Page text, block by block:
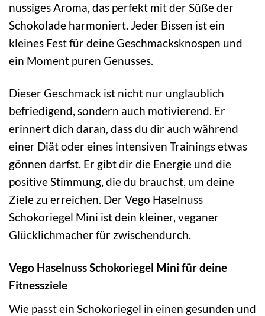
nussiges Aroma, das perfekt mit der Süße der
Schokolade harmoniert. Jeder Bissen ist ein
kleines Fest für deine Geschmacksknospen und
ein Moment puren Genusses.
Dieser Geschmack ist nicht nur unglaublich
befriedigend, sondern auch motivierend. Er
erinnert dich daran, dass du dir auch während
einer Diät oder eines intensiven Trainings etwas
gönnen darfst. Er gibt dir die Energie und die
positive Stimmung, die du brauchst, um deine
Ziele zu erreichen. Der Vego Haselnuss
Schokoriegel Mini ist dein kleiner, veganer
Glücklichmacher für zwischendurch.
Vego Haselnuss Schokoriegel Mini für deine
Fitnessziele
Wie passt ein Schokoriegel in einen gesunden und